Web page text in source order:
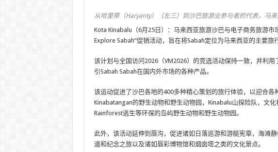
从哈里蒂（Haryanty）（左三）到沙巴旅游业参与者的代表，马
Kota Kinabalu（6月25日）：马来西亚旅游沙巴与电子商务旅游市
Explore Sabah”促销活动，旨在将Sabah定位为马来西亚的主要旅
该计划与全国访问2026（VM2026）的竞选活动保持一致，并利
引Sabah Sabah在国内外市场的各种产品。
该运动促进了沙巴各地的400多种精心策划的旅行体验，以迎合各
Kinabatangan的野生动物和野生动物园，Kinabalu山探险队，文
Rainforest逃生等环保的岛屿野生动物和野生动物园。
此外，该活动延伸到唇沟，促进诸如日落巡游和游艇宪章，海滩
道和纪念之旅以及诸如唇彩博物馆和烟囱塔之类的文化景点。